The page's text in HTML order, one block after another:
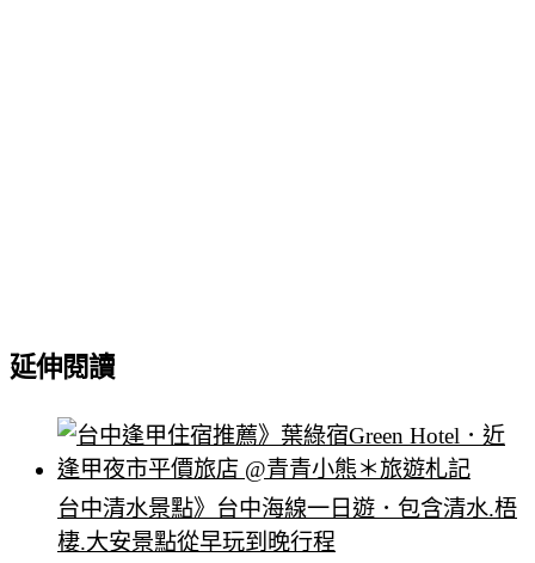
延伸閱讀
台中清水景點》台中海線一日遊．包含清水.梧
棲.大安景點從早玩到晚行程